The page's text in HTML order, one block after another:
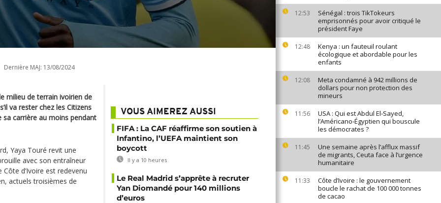
12:53
Sénégal : trois TikTokeurs
emprisonnés pour avoir critiqué le
président Faye
12:48
Kenya : un fauteuil roulant
écologique et abordable pour les
enfants
12:08
Meta condamné à 942 millions de
dollars pour non protection des
mineurs
11:56
USA : Qui est Abdul El-Sayed,
l’Américano-Égyptien qui bouscule
les démocrates ?
11:45
Une semaine après l’afflux massif
de migrants, Ceuta face à l’urgence
humanitaire
11:33
Côte d’Ivoire : le gouvernement
boucle le rachat de 100 000 tonnes
de cacao
Dernière MAJ: 13/08/2024
milieu de terrain ivoirien de
va rester chez les Citizens
carrière au moins pendant
Yaya Touré revit une
avec son entraîneur
Côte d’Ivoire est redevenu
actuels troisièmes de
VOUS AIMEREZ AUSSI
FIFA : La CAF réaffirme son soutien à
Infantino, l’UEFA maintient son
boycott
Il y a 10 heures
Le Real Madrid s’apprête à recruter
Yan Diomandé pour 140 millions
d’euros